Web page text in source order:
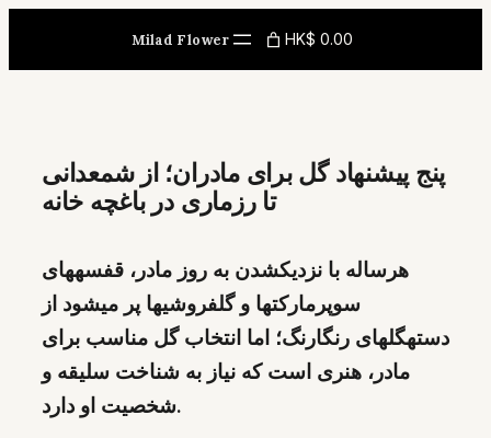
content
Milad Flower HK$ 0.00
پنج پیشنهاد گل برای مادران؛ از شمعدانی
تا رزماری در باغچه خانه
هرساله با نزدیکشدن به روز مادر، قفسههای
سوپرمارکتها و گلفروشیها پر میشود از
دستهگلهای رنگارنگ؛ اما انتخاب گل مناسب برای
مادر، هنری است که نیاز به شناخت سلیقه و
شخصیت او دارد.